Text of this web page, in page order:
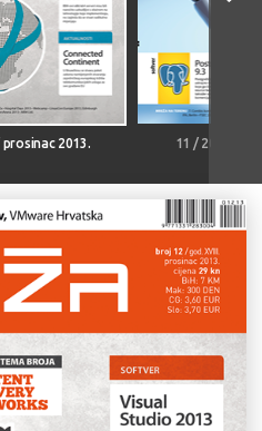
2013. 11 / 2013 /